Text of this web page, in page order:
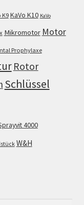
K9 KaVo K10 KaVo
Mikromotor Motor
Prophylaxe
Rotor
Schlüssel
4000
W&H